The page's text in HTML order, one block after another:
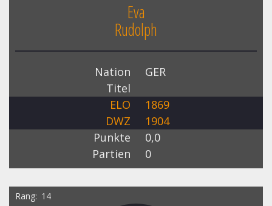
Eva
Rudolph
Nation
GER
Titel
ELO
1869
DWZ
1904
Punkte
0,0
Partien
0
Rang 14